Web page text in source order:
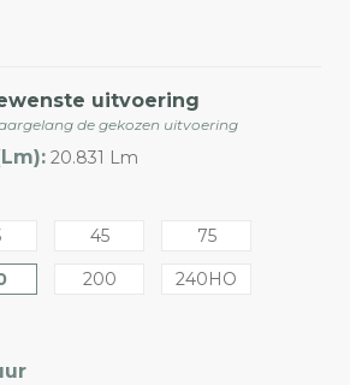
uitvoering
de gekozen uitvoering
20.831 Lm
45
75
200
240HO